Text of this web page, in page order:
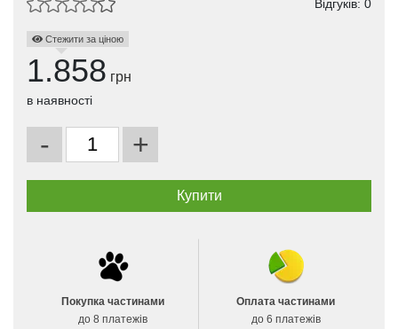
Відгуків: 0
Стежити за ціною
1.858 грн
в наявності
- +
Покупка частинами
до 8 платежів
Оплата частинами
до 6 платежів